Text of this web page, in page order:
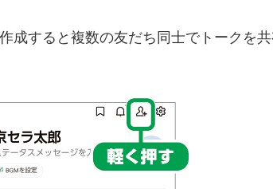
成すると複数の友だち同士でトークを共